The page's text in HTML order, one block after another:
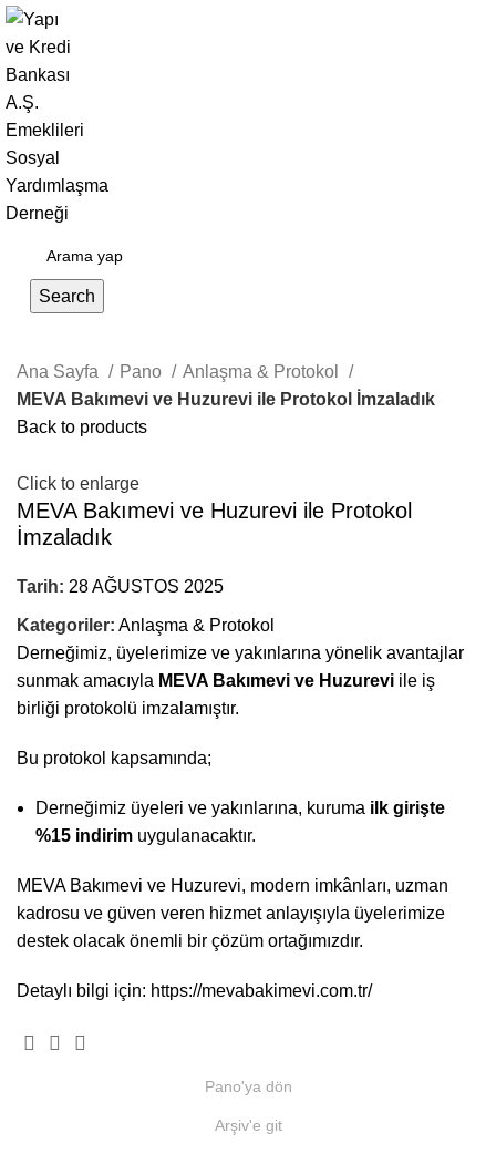
Search
Ana Sayfa Pano
Anlaşma & Protokol
MEVA Bakımevi ve Huzurevi ile Protokol İmzaladık
Back to products
Click to enlarge
MEVA Bakımevi ve Huzurevi ile Protokol
İmzaladık
Tarih: 28 AĞUSTOS 2025
Kategoriler: Anlaşma & Protokol
Derneğimiz, üyelerimize ve yakınlarına yönelik avantajlar
sunmak amacıyla MEVA Bakımevi ve Huzurevi ile iş
birliği protokolü imzalamıştır.
Bu protokol kapsamında;
Derneğimiz üyeleri ve yakınlarına, kuruma ilk girişte
%15 indirim uygulanacaktır.
MEVA Bakımevi ve Huzurevi, modern imkânları, uzman
kadrosu ve güven veren hizmet anlayışıyla üyelerimize
destek olacak önemli bir çözüm ortağımızdır.
Detaylı bilgi için: https://mevabakimevi.com.tr/
Pano'ya dön
Arşiv'e git